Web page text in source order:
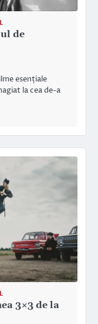
de
esențiale
la cea de-a
3×3 de la